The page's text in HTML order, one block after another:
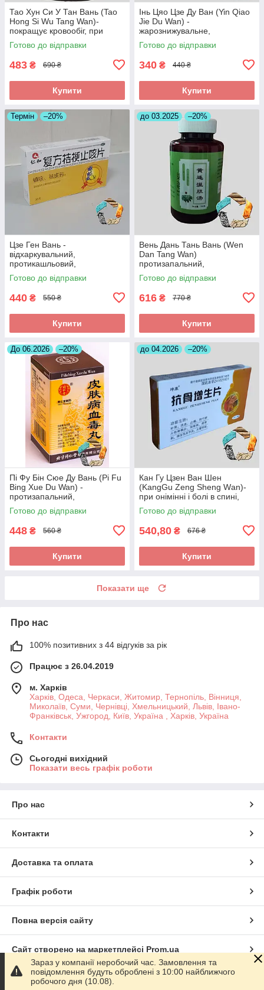
Тао Хун Си У Тан Вань (Tao
Hong Si Wu Tang Wan)-
покращує кровообіг, при
інсульті, головних болях
Готово до відправки
483 ₴ 690 ₴
Купити
Інь Цяо Цзе Ду Ван (Yin Qiao
Jie Du Wan) -
жарознижувальне,
протизапальне,антиалергічне
Готово до відправки
340 ₴ 440 ₴
Купити
Термін –20%
Цзе Ген Вань -
відхаркувальний,
протикашльовий,
протизапальний
Готово до відправки
440 ₴ 550 ₴
Купити
до 03.2025 –20%
Вень Дань Тань Вань (Wen
Dan Tang Wan)
протизапальний,
знеболюючий, при
холециститі
Готово до відправки
616 ₴ 770 ₴
Купити
До 06.2026 –20%
Пі Фу Бін Сюе Ду Вань (Pi Fu
Bing Xue Du Wan) -
протизапальний,
протиалергічний,
протисвербіжний,
Готово до відправки
448 ₴ 560 ₴
Купити
до 04.2026 –20%
Кан Гу Цзен Ван Шен
(KangGu Zeng Sheng Wаn)-
при онімінні і болі в спині,
остеохондрозі, радикуліті,
протрузії
Готово до відправки
540,80 ₴ 676 ₴
Купити
Показати ще
Про нас
100% позитивних з 44 відгуків за рік
Працює з 26.04.2019
м. Харків
Харків, Одеса, Черкаси, Житомир, Тернопіль, Вінниця,
Миколаїв, Суми, Чернівці, Хмельницький, Львів, Івано-
Франківськ, Ужгород, Київ, Україна , Харків, Україна
Контакти
Сьогодні вихідний
Показати весь графік роботи
Про нас
Контакти
Доставка та оплата
Графік роботи
Повна версія сайту
Сайт створено на маркетплейсі Prom.ua
Політика конфіденційності
Зараз у компанії неробочий час. Замовлення та
повідомлення будуть оброблені з 10:00 найближчого
робочого дня (10.08).